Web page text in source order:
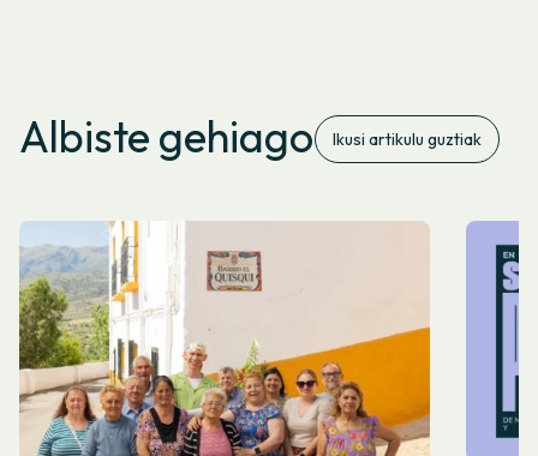
Albiste gehiago Ikusi artikulu guztiak